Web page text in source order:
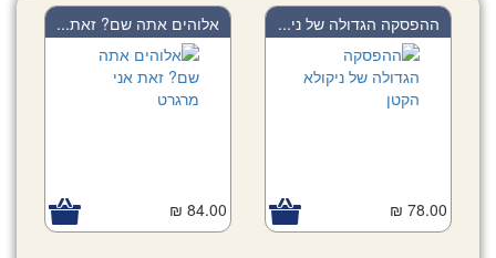
ההפסקה הגדולה של ני...
78.00 ₪
אלוהים אתה שם? זאת...
84.00 ₪